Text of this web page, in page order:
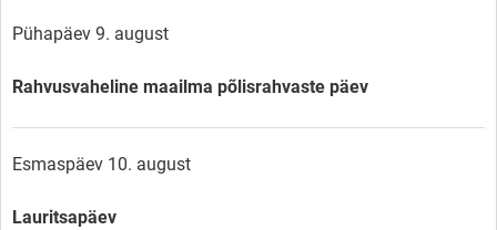
Pühapäev 9. august
Rahvusvaheline maailma põlisrahvaste päev
Esmaspäev 10. august
Lauritsapäev